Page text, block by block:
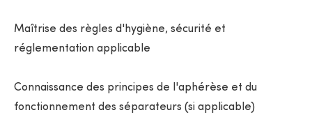
Maîtrise des règles d'hygiène, sécurité et
réglementation applicable
Connaissance des principes de l'aphérèse et du
fonctionnement des séparateurs (si applicable)